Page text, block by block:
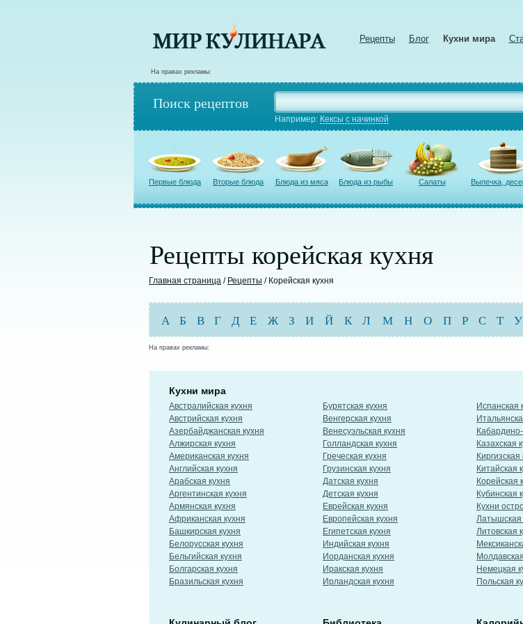
Рецепты Блог Кухни мира
На правах рекламы:
Поиск рецептов
Например: Кексы с начинкой
Первые блюда Вторые блюда Блюда из мяса Блюда из рыбы Салаты Выпечка,
Рецепты корейская кухня
Главная страница / Рецепты / Корейская кухня
А Б В Г Д Е Ж З И Й К Л М Н О П Р С Т У
На правах рекламы:
Кухни мира
Австралийская кухня
Австрийская кухня
Азербайджанская кухня
Алжирская кухня
Американская кухня
Английская кухня
Арабская кухня
Аргентинская кухня
Армянская кухня
Африканская кухня
Башкирская кухня
Белорусская кухня
Бельгийская кухня
Болгарская кухня
Бразильская кухня
Бурятская кухня
Венгерская кухня
Венесуэльская кухня
Голландская кухня
Греческая кухня
Грузинская кухня
Датская кухня
Детская кухня
Еврейская кухня
Европейская кухня
Египетская кухня
Индийская кухня
Иорданская кухня
Иракская кухня
Ирландская кухня
Испанская
Казахская
Киргизская
Китайская
Корейская
Кубинская
Кухни
Латышская
Литовская
Немецкая
Польская